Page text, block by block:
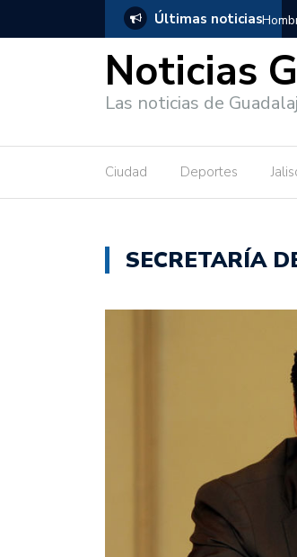
Últimas noticias
salió de los separos sin lesiones graves
Noticias
Las noticias de
Ciudad Deportes
SECRETARÍA